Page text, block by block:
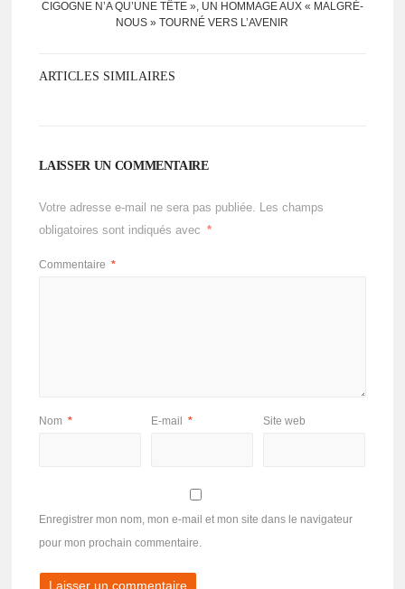
CIGOGNE N’A QU’UNE TÊTE », UN HOMMAGE AUX « MALGRÉ-
NOUS » TOURNÉ VERS L’AVE­NIR
ARTICLES SIMILAIRES
LAISSER UN COMMENTAIRE
Votre adresse e-mail ne sera pas publiée. Les champs
obligatoires sont indiqués avec
*
Commentaire *
Nom * E-mail * Site web
Enregistrer mon nom, mon e-mail et mon site dans le navigateur
pour mon prochain commentaire.